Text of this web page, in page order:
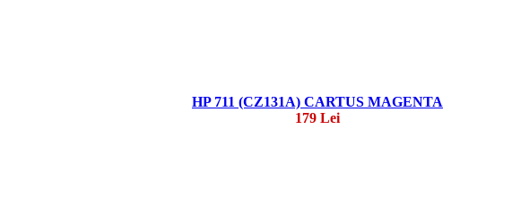
HP 711 (CZ131A) CARTUS MAGENTA
179 Lei